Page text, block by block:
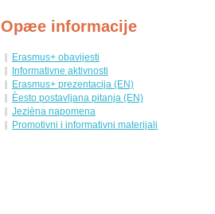
Opæe informacije
Erasmus+ obavijesti
Informativne aktivnosti
Erasmus+ prezentacija (EN)
Èesto postavljana pitanja (EN)
Jezièna napomena
Promotivni i informativni materijali